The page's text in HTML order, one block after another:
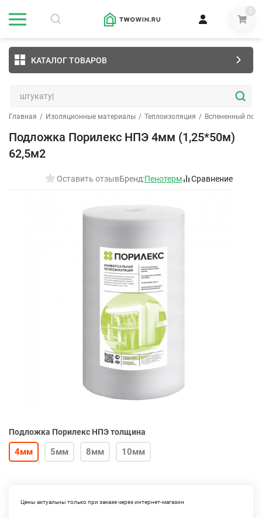
0
КАТАЛОГ ТОВАРОВ
Главная / Изоляционные материалы / Теплоизоляция / Вспененный
Подложка Порилекс НПЭ 4мм (1,25*50м)
62,5м2
Оставить отзывБренд:Пенотерм Сравнение
Подложка Порилекс НПЭ толщина
4мм 5мм 8мм 10мм
Цены актуальны только при заказе через интернет-магазин